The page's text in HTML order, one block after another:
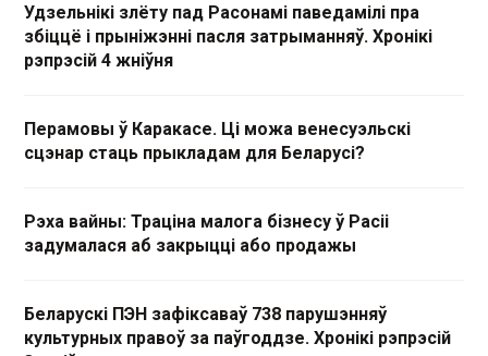
Удзельнікі злёту пад Расонамі паведамілі пра
збіццё і прыніжэнні пасля затрыманняў. Хронікі
рэпрэсій 4 жніўня
Перамовы ў Каракасе. Ці можа венесуэльскі
сцэнар стаць прыкладам для Беларусі?
Рэха вайны: Траціна малога бізнесу ў Расіі
задумалася аб закрыцці або продажы
Беларускі ПЭН зафіксаваў 738 парушэнняў
культурных правоў за паўгоддзе. Хронікі рэпрэсій